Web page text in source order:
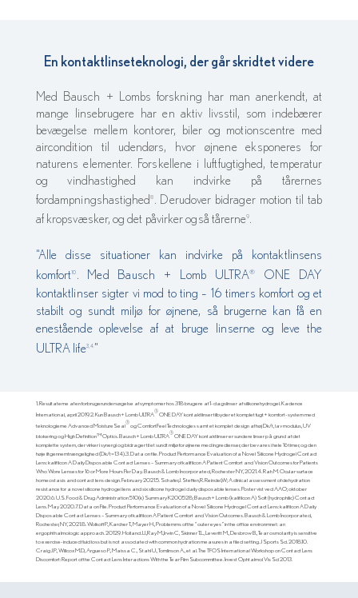
En kontaktlinseteknologi, der går skridtet videre
Med Bausch + Lombs forskning har man anerkendt, at
mange linsebrugere har en aktiv livsstil, som indebærer
bevægelse mellem kontorer, biler og motionscentre med
aircondition til udendørs, hvor øjnene eksponeres for
naturens elementer. Forskellene i luftfugtighed, temperatur
og vindhastighed kan indvirke på tårernes
fordampningshastighed8 . Derudover bidrager motion til tab
af kropsvæsker, og det påvirker også tårerne9.
“Alle disse situationer kan indvirke på kontaktlinsens
komfort . Med Bausch + Lomb ULTRA®
ONE DAY
kontaktlinser sigter vi mod to ting – 16 timers komfort og et
stabilt og sundt miljø for øjnene, så brugerne kan få en
enestående oplevelse af at bruge linserne og leve the
ULTRA life3, 4. ”
1. Resultaterne af en forbrugerundersøgelse af symptomer hos 318 brugere af 1-dagslinser af silikonehydrogel. Kadence
International, april 2019.2. Kun Bausch + Lomb ULTRA ®ONE DAY kontaktlinser tilbyder et komplet fugt + komfort-system med
teknologierne Advanced MoistureSeal®og ComfortFeel Technologies samt et komplet design af høj Dk/t, lav modulus, UV
blokering og High Definition™ Optics. Bausch + Lomb ULTRA®ONE DAY kontaktlinser er sundere linser på grund af det
komplette system, der virker i synergi og bidrager til et sundt miljø for øjnene med ingredienser, der bevares i hele 16 timer, og den
høje iltgennemtrængelighed (Dk/t=134).3. Data on file. Product Performance Evaluation of a Novel Silicone Hydrogel Contact
Lens: kalifilcon A Daily Disposable Contact Lenses – Summary of kalifilcon A Patient Comfort and Vision Outcomes for Patients
Who Wore Lenses for 16 or More Hours Per Day. Bausch & Lomb Incorporated, Rochester NY, 2021.4. Rah M. Ocular surface
homeostasis and contact lens design. February 2021.5. Schafer,J. Steffen,R. Reindel,W; A clinical assessment of dehydration
resistance for a novel silicone hydrogel lens and six silicone hydrogel daily disposable lenses. Poster vist ved AAO; oktober
2020.6. U.S. Food & Drug Administration 510(k) Summary K200528; Bausch + Lomb (kalifilcon A) Soft (hydrophilic) Contact
Lens. May 2020.7. Data on File. Product Performance Evaluation of a Novel Silicone Hydrogel Contact Lens: kalifilcon A Daily
Disposable Contact Lenses – Summary of kalifilcon A Patient Comfort and Vision Outcomes. Bausch & Lomb Incorporated,
Rochester, NY, 2021.8. Wolkoff P., Karcher T., Mayer H., Problemms of the “outer eyes” in the office environmnet: an
ergophthalmologic approach. 2012.9. Holland J.J.,Ray M.,Irwin C, Skinner T.L., Leveritt M., Desbrow B., Tear osmolarity is sensitive
to exercise-induced fluid loss but is not associated with common hydration measures in a filed setting. J Sports Sci. 2018.10.
Craig J.P., Willcox M.D., Argueso P., Maissa C., Stahl U., Tomlinson A., et al. The TFOS International Workshop on Contact Lens
Discomfort: Report of the Contact Lens Interactions With the Tear Film Subcommittee. Invest Ophtalmol Vis Sci 2013.